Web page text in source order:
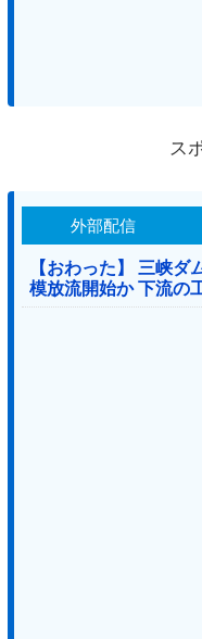
ス
外部配信
【おわった】 三峡ダ
模放流開始か 下流の
る